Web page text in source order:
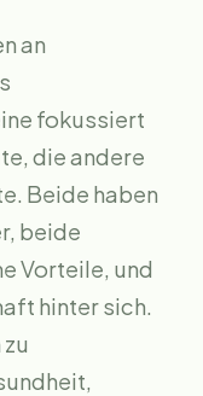
an
fokussiert
die andere
Beide haben
beide
Vorteile, und
hinter sich.